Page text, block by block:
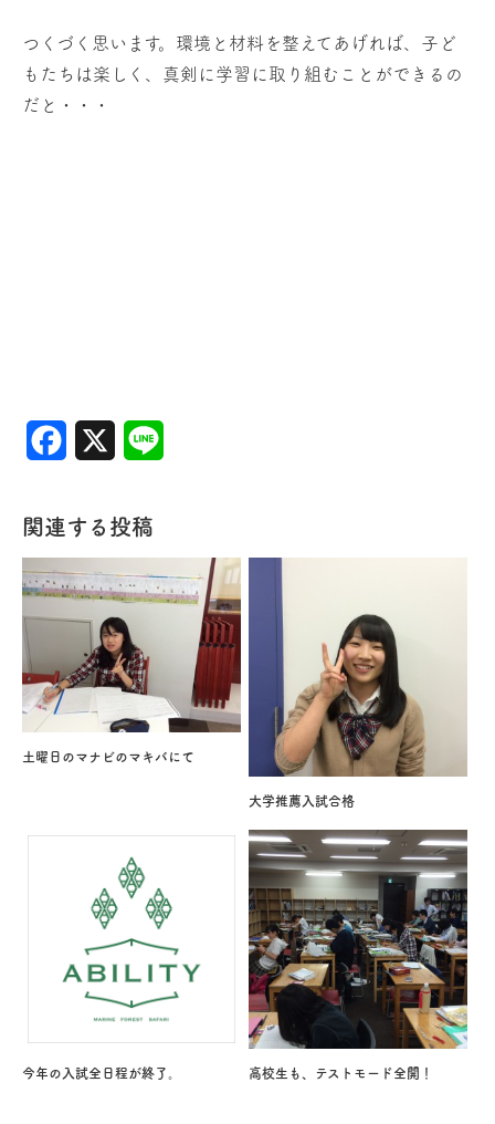
つくづく思います。環境と材料を整えてあげれば、子ど
もたちは楽しく、真剣に学習に取り組むことができるの
だと・・・
Facebook
関連する投稿
土曜日のマナビのマキバにて
大学推薦入試合格
今年の入試全日程が終了。 高校生も、テストモード全開！